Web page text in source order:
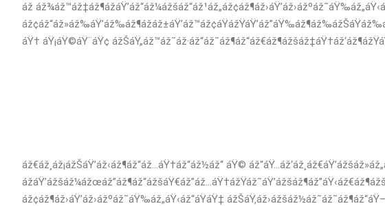
áž
áŸ† áŸ¡áŸ©áŸ¨áŸ¢
áž€áž¸áž¡ážŠáŸ’áž‹áž¶áž“áž…áŸ†áž“áž½áž“ áŸ©
áž¢áž¶áž›áŸ’áž›ážºáž˜áŸ‰áž„áŸ‹áž“áŸáŸ‡